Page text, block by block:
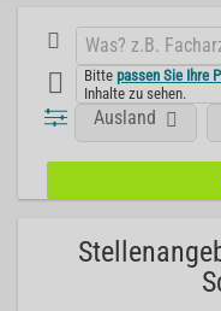
Bittepassen Sie Ihre
Inhalte zu sehen.
Ausland